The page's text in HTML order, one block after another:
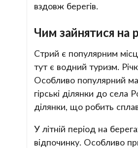
вздовж берегів.
Чим зайнятися на
Стрий є популярним
тут є водний туризм.
Особливо популярний
гірські ділянки до села
ділянки, що робить
У літній період на
відпочинку. Особливо